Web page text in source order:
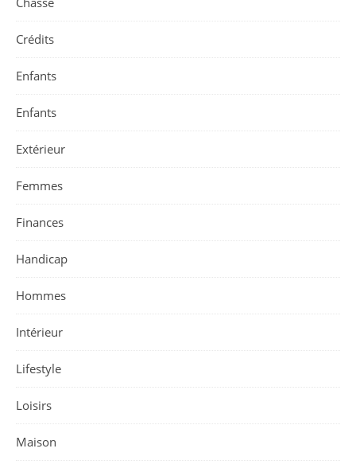
Crédits
Enfants
Enfants
Extérieur
Femmes
Finances
Handicap
Hommes
Intérieur
Lifestyle
Loisirs
Maison